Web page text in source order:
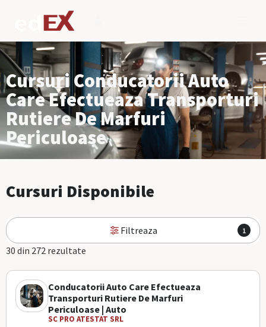
Cursuri Conducatorii Auto
Care Efectueaza Transporturi
Rutiere De Marfuri
Periculoase
Cursuri Disponibile
Filtreaza 1
30 din 272 rezultate
Conducatorii Auto Care Efectueaza
Transporturi Rutiere De Marfuri
Periculoase | Auto
SC PRO ATESTAT SRL